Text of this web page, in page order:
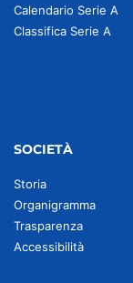
Calendario Serie A
Classifica Serie A
SOCIETÀ
Storia
Organigramma
Trasparenza
Accessibilità